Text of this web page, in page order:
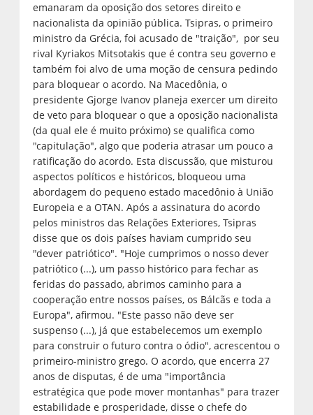
emanaram da oposição dos setores direito e
nacionalista da opinião pública. Tsipras, o primeiro
ministro da Grécia, foi acusado de "traição", por seu
rival Kyriakos Mitsotakis que é contra seu governo e
também foi alvo de uma moção de censura pedindo
para bloquear o acordo. Na Macedônia, o
presidente Gjorge Ivanov planeja exercer um direito
de veto para bloquear o que a oposição nacionalista
(da qual ele é muito próximo) se qualifica como
"capitulação", algo que poderia atrasar um pouco a
ratificação do acordo. Esta discussão, que misturou
aspectos políticos e históricos, bloqueou uma
abordagem do pequeno estado macedônio à União
Europeia e a OTAN. Após a assinatura do acordo
pelos ministros das Relações Exteriores, Tsipras
disse que os dois países haviam cumprido seu
"dever patriótico". "Hoje cumprimos o nosso dever
patriótico (...), um passo histórico para fechar as
feridas do passado, abrimos caminho para a
cooperação entre nossos países, os Bálcãs e toda a
Europa", afirmou. "Este passo não deve ser
suspenso (...), já que estabelecemos um exemplo
para construir o futuro contra o ódio", acrescentou o
primeiro-ministro grego. O acordo, que encerra 27
anos de disputas, é de uma "importância
estratégica que pode mover montanhas" para trazer
estabilidade e prosperidade, disse o chefe do